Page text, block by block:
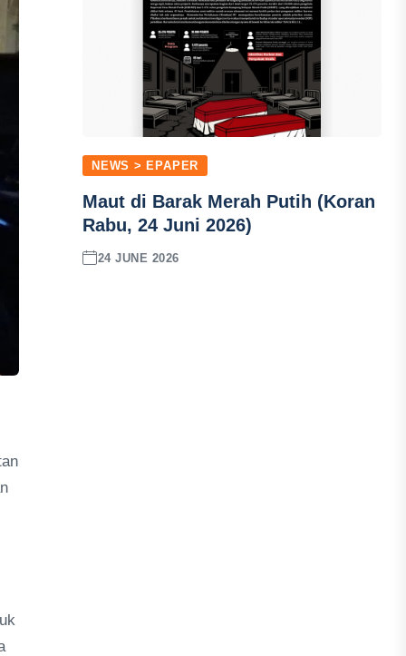
NEWS > EPAPER
Maut di Barak Merah Putih (Koran
Rabu, 24 Juni 2026)
24 JUNE 2026